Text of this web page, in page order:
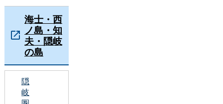
海士・西
ノ島・知
夫・隠岐
の島
隠
岐